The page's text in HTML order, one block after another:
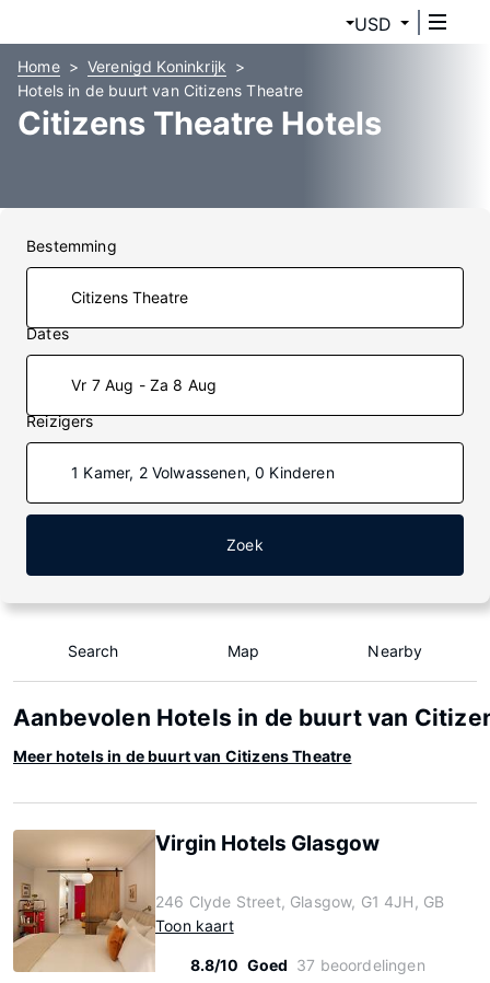
USD
Home
Verenigd Koninkrijk
Hotels in de buurt van Citizens Theatre
Citizens Theatre Hotels
Bestemming
Dates
Vr 7 Aug - Za 8 Aug
Reizigers
1 Kamer, 2 Volwassenen, 0 Kinderen
Zoek
Search Map Nearby
Aanbevolen Hotels in de buurt van
Meer hotels in de buurt van Citizens Theatre
Virgin Hotels Glasgow
246 Clyde Street, Glasgow, G1 4JH, GB
Toon kaart
8.8/10 Goed 37 beoordelingen